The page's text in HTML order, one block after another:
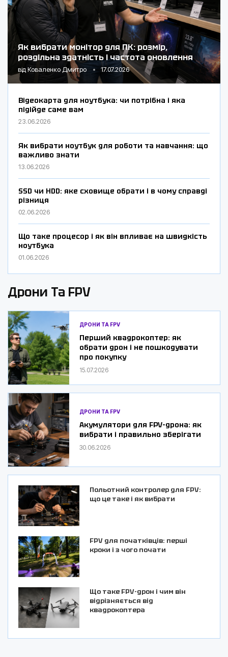
Як вибрати монітор для ПК: розмір,
роздільна здатність і частота оновлення
від Коваленко Дмитро 17.07.2026
Відеокарта для ноутбука: чи потрібна і яка
підійде саме вам
23.06.2026
Як вибрати ноутбук для роботи та навчання: що
важливо знати
13.06.2026
SSD чи HDD: яке сховище обрати і в чому справді
різниця
02.06.2026
Що таке процесор і як він впливає на швидкість
ноутбука
01.06.2026
Дрони Та FPV
ДРОНИ ТА FPV
Перший квадрокоптер: як
обрати дрон і не пошкодувати
про покупку
15.07.2026
ДРОНИ ТА FPV
Акумулятори для FPV-дрона: як
вибрати і правильно зберігати
30.06.2026
Польотний контролер для FPV:
що це таке і як вибрати
FPV для початківців: перші
кроки і з чого почати
Що таке FPV-дрон і чим він
відрізняється від
квадрокоптера